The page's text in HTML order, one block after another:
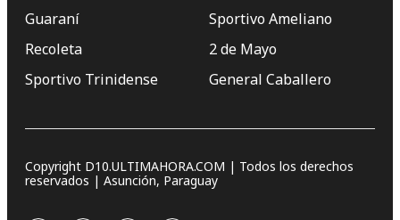
Guaraní
Recoleta
Sportivo Trinidense
Sportivo Ameliano
2 de Mayo
General Caballero
Copyright D10.ULTIMAHORA.COM | Todos los derechos
reservados | Asunción, Paraguay